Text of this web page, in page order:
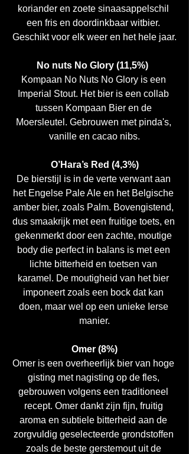
koriander en zoete sinaasappelschil
een fris en doordinkbaar witbier.
Geschikt voor elk weer en het hele jaar.
No nuts No Glory (11,5%)
Kompaan No Nuts No Glory is een
Imperial Stout. Het bier is een collab
tussen Kompaan Bier en de
Moersleutel. Gebrouwen met pinda's,
vanille en cacao nibs.
O’Hara’s Red (4,3%)
De bierstijl is in de verte verwant aan
het Engelse Pale Ale en het Belgische
amber bier, zoals Palm. Bovengistend,
dus smaakrijk met een fruitige toets, en
gekenmerkt door een zachte, moutige
body die perfect in balans is met een
lichte bitterheid en toetsen van
karamel. De moutigheid van het bier
imponeert zoals een bock dat kan
doen, maar wel op een unieke Ierse
manier.
Omer (8%)
Omer is een overheerlijk bier van hoge
gisting met nagisting op de fles,
gebrouwen volgens een traditioneel
recept. Omer dankt zijn fijn, fruitig
aroma en subtiele bitterheid aan de
zorgvuldig geselecteerde grondstoffen
zoals de beste gerstemout uit de